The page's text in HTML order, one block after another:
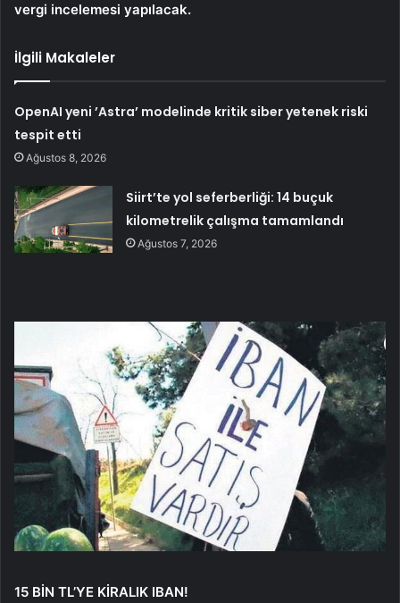
vergi incelemesi yapılacak.
İlgili Makaleler
OpenAI yeni ’Astra’ modelinde kritik siber yetenek riski
tespit etti
Ağustos 8, 2026
Siirt’te yol seferberliği: 14 buçuk
kilometrelik çalışma tamamlandı
Ağustos 7, 2026
15 BİN TL’YE KİRALIK IBAN!